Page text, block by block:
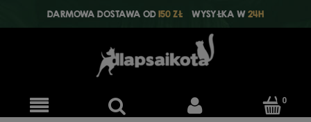
DARMOWA DOSTAWA OD150 ZŁ WYSYŁKA W24H